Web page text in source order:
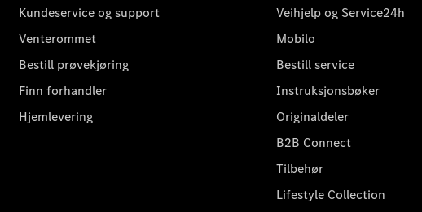
Kundeservice og support
Venterommet
Bestill prøvekjøring
Finn forhandler
Hjemlevering
Veihjelp og Service24h
Mobilo
Bestill service
Instruksjonsbøker
Originaldeler
B2B Connect
Tilbehør
Lifestyle Collection